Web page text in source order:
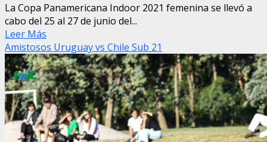
La Copa Panamericana Indoor 2021 femenina se llevó a
cabo del 25 al 27 de junio del...
Leer Más
Amistosos Uruguay vs Chile Sub 21